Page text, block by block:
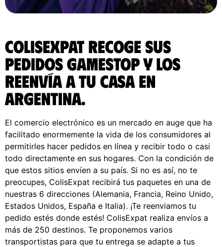
ColisExpat recoge sus
pedidos Gamestop y los
reenvía a tu casa en
Argentina.
El comercio electrónico es un mercado en auge que ha
facilitado enormemente la vida de los consumidores al
permitirles hacer pedidos en línea y recibir todo o casi
todo directamente en sus hogares. Con la condición de
que estos sitios envíen a su país. Si no es así, no te
preocupes, ColisExpat recibirá tus paquetes en una de
nuestras 6 direcciones (Alemania, Francia, Reino Unido,
Estados Unidos, España e Italia). ¡Te reenviamos tu
pedido estés donde estés! ColisExpat realiza envíos a
más de 250 destinos. Te proponemos varios
transportistas para que tu entrega se adapte a tus